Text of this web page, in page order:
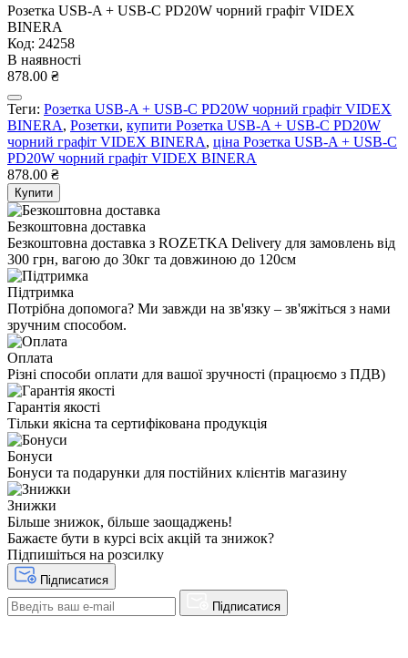
Розетка USB-A + USB-C PD20W чорний графіт VIDEX
BINERA
Код: 24258
В наявності
878.00 ₴
Теги: Розетка USB-A + USB-C PD20W чорний графіт VIDEX
BINERA, Розетки, купити Розетка USB-A + USB-C PD20W
чорний графіт VIDEX BINERA, ціна Розетка USB-A + USB-C
PD20W чорний графіт VIDEX BINERA
878.00 ₴
Купити
Безкоштовна доставка
Безкоштовна доставка з ROZETKA Delivery для замовлень від
300 грн, вагою до 30кг та довжиною до 120см
Підтримка
Потрібна допомога? Ми завжди на зв'язку – зв'яжіться з нами
зручним способом.
Оплата
Різні способи оплати для вашої зручності (працюємо з ПДВ)
Гарантія якості
Тільки якісна та сертифікована продукція
Бонуси
Бонуси та подарунки для постійних клієнтів магазину
Знижки
Більше знижок, більше заощаджень!
Бажаєте бути в курсі всіх акцій та знижок?
Підпишіться на розсилку
Підписатися
Підписатися